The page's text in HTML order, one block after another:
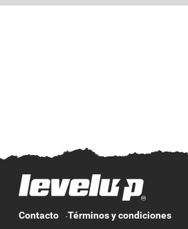
Contacto Términos y condiciones